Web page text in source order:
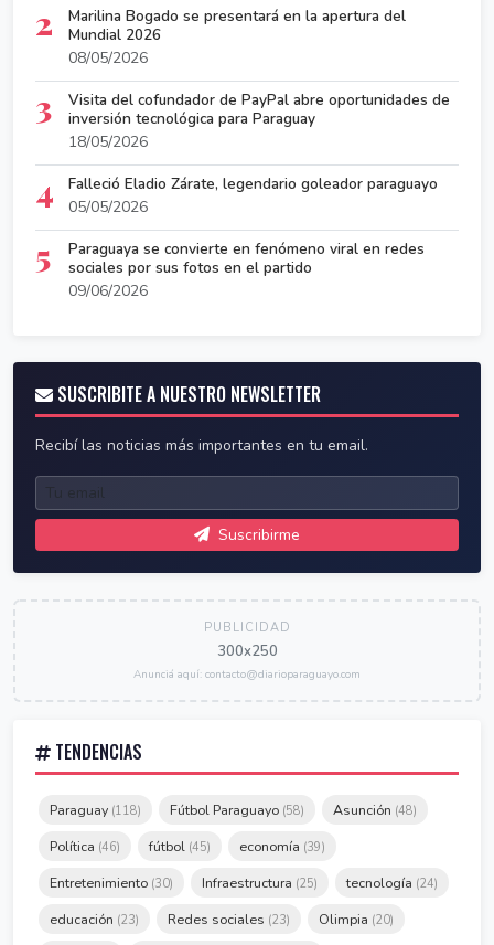
2
Marilina Bogado se presentará en la apertura del
Mundial 2026
08/05/2026
3
Visita del cofundador de PayPal abre oportunidades de
inversión tecnológica para Paraguay
18/05/2026
4
Falleció Eladio Zárate, legendario goleador paraguayo
05/05/2026
5
Paraguaya se convierte en fenómeno viral en redes
sociales por sus fotos en el partido
09/06/2026
SUSCRIBITE A NUESTRO NEWSLETTER
Recibí las noticias más importantes en tu email.
Suscribirme
PUBLICIDAD
300x250
Anunciá aquí: contacto@diarioparaguayo.com
TENDENCIAS
Paraguay (118) Fútbol Paraguayo (58) Asunción (48)
Política (46) fútbol (45) economía (39)
Entretenimiento (30) Infraestructura (25) tecnología (24)
educación (23) Redes sociales (23) Olimpia (20)